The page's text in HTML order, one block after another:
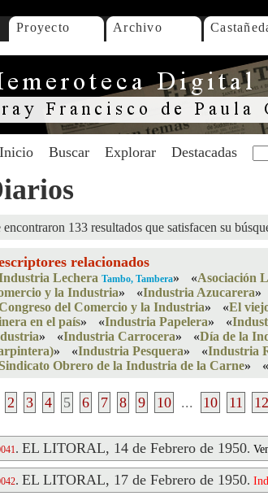
Proyecto Archivo
Inicio Buscar Explorar Destacadas
encontraron 133 resultados que satisfacen su
relacionados
Lechera Tambo, Tambera» «Asociación
y la Industria» «Industria Azucarera»
del Comercio y la Industria» «El
en el país» «Industria Papelera» «
» «Industria Carrocera» «Día de la
» «Industria Pesquera» «Industria
Sindicato Obrero de la Industria de la Carne» «
2 3 4 5 6 7 8 9 10 ... 10 11 12
. EL LITORAL, 14 de Febrero de 1950.
. EL LITORAL, 17 de Febrero de 1950.